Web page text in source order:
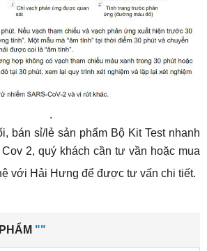
.
bán sỉ/lẻ sản phẩm Bộ Kit Test nhanh
2, quý khách cần tư vần hoặc mua
với Hải Hưng để được tư vấn chi tiết.
""